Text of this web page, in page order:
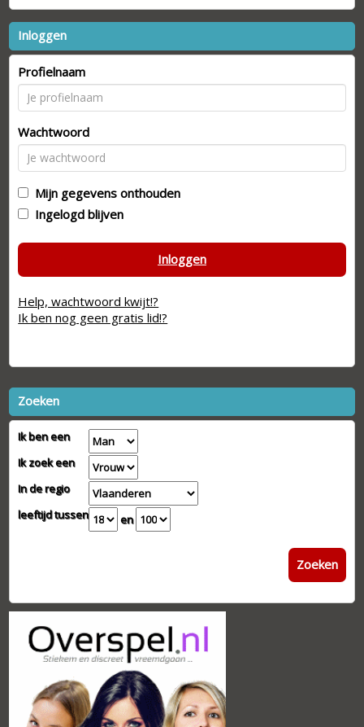
Inloggen
Profielnaam
Wachtwoord
Mijn gegevens onthouden
Ingelogd blijven
Inloggen
Help, wachtwoord kwijt!?
Ik ben nog geen gratis lid!?
Zoeken
Ik ben een
Ik zoek een
In de regio
leeftijd tussen
en
Zoeken